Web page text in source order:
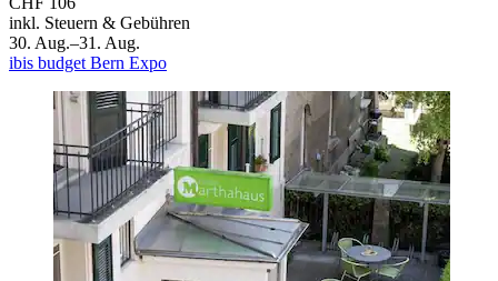
inkl. Steuern & Gebühren
30. Aug.–31. Aug.
ibis budget Bern Expo